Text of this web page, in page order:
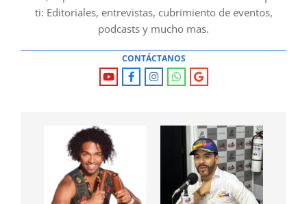
ti: Editoriales, entrevistas, cubrimiento de eventos,
podcasts y mucho mas.
CONTÁCTANOS